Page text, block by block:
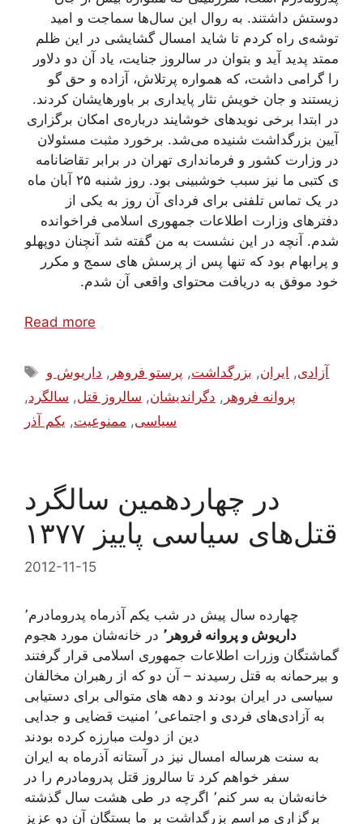
دوستش داشتند. به روال این سال‌ها سماجت و امید
توشه‌ی راه کردم تا شاید امسال گشایشی در این ظلم
ممتد پدید آید و بتوان در سالروز جنایت، یاد آن دو دلاور
را گرامی داشت، که همواره پرتلاش، آزاده و حق گو
زیستند و جان خویش نثار پایداری بر باورهایشان کردند.
در ابتدا برخی نویدهای خوشایند درباره‌ی امکان برگزاری
آیین بزرگداشت شنیده می‌شد. برخورد مثبت مسئولان
در وزارت کشور و فرمانداری تهران در برابر تقاضانامه
ی کتبی ما نیز سبب خوشبینی بود. روز شنبه ۲۵ آبان ماه
در یک تماس تلفنی برای فردای آن روز به یکی از
دفترهای وزارت اطلاعات جمهوری اسلامی فراخوانده
شدم. آنچه در این نشست به من گفته شد آنچنان دوپهلو
و پرابهام بود که تنها پس از پرسش های سمج و مکرر
خود موفق به دریافت محتوای واقعی آن شدم.
Read more
Tags آزادی, ایران, بزرگداشت, پرستو فروهر , داریوش و
پروانه فروهر , دگراندیشان, سالروز قتل, سالگرد,
سیاسی, ممنوعیت‌, یکم آذر
در چهاردهمین سالگرد
قتل‌های سیاسی پاییز ۱۳۷۷
2012-11-15
چهارده سال پیش در شب یکم آذرماه پدرومادرم٬
داریوش و پروانه فروهر٬
در خانه‌شان مورد هجوم
گماشتگان وزرات اطلاعات جمهوری اسلامی قرار گرفتند
و بیرحمانه به قتل رسیدند – آن‌ دو که از رهبران مخالفان
سیاسی در ایران بودند و دهه های متوالی برای دستیابی
به آزادی‌های فردی و اجتماعی٬ امنیت قضایی و جدایی
دین از دولت مبارزه کرده بودند
به سنت هرساله امسال نیز در آستانه آذرماه به ایران
سفر خواهم کرد تا سالروز قتل پدرومادرم را در
خانه‌شان به سر کنم٬ اگرچه در طی هشت سال گذشته
برگزاری مراسم بزرگداشت بر ما بستگان آن دو عزیز